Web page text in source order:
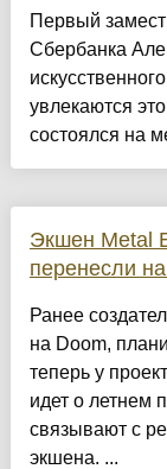
Первый
Сбербанка
увлекаются
состоялся на
Экшен Metal
перенесли
Ранее
на Doom,
теперь у
идет о летнем
связывают с
экшена. ...